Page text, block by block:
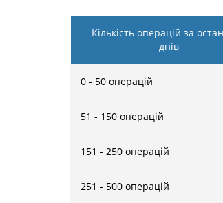
Кількість операцій за
днів
0 - 50 операцій
51 - 150 операцій
151 - 250 операцій
251 - 500 операцій